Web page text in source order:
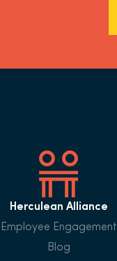
Herculean Alliance
Employee Engagement
Blog